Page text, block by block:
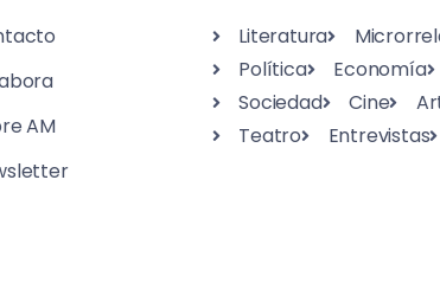
AM
Literatura
Política
Economía
Sociedad
Cine
Teatro
Entrevistas